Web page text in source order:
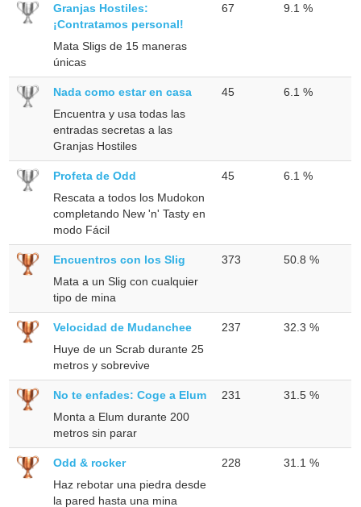
Granjas Hostiles:
¡Contratamos personal!
Mata Sligs de 15 maneras
únicas
67 9.1 %
Nada como estar en casa
Encuentra y usa todas las
entradas secretas a las
Granjas Hostiles
45 6.1 %
Profeta de Odd
Rescata a todos los Mudokon
completando New 'n' Tasty en
modo Fácil
45 6.1 %
Encuentros con los Slig
Mata a un Slig con cualquier
tipo de mina
373 50.8 %
Velocidad de Mudanchee
Huye de un Scrab durante 25
metros y sobrevive
237 32.3 %
No te enfades: Coge a Elum
Monta a Elum durante 200
metros sin parar
231 31.5 %
Odd & rocker
Haz rebotar una piedra desde
la pared hasta una mina
228 31.1 %